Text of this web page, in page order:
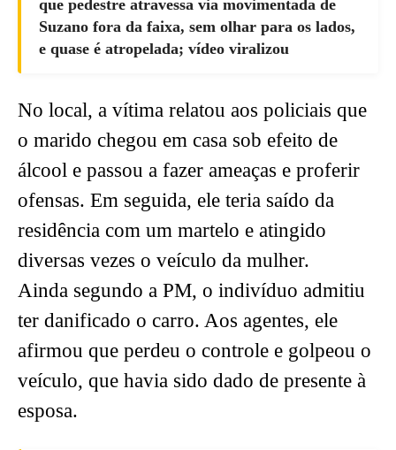
que pedestre atravessa via movimentada de
Suzano fora da faixa, sem olhar para os lados,
e quase é atropelada; vídeo viralizou
No local, a vítima relatou aos policiais que
o marido chegou em casa sob efeito de
álcool e passou a fazer ameaças e proferir
ofensas. Em seguida, ele teria saído da
residência com um martelo e atingido
diversas vezes o veículo da mulher.
Ainda segundo a PM, o indivíduo admitiu
ter danificado o carro. Aos agentes, ele
afirmou que perdeu o controle e golpeou o
veículo, que havia sido dado de presente à
esposa.